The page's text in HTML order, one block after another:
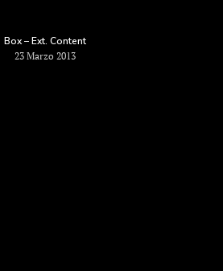
Box – Ext. Content
23 Marzo 2013